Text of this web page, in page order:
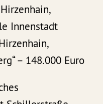
Innenstadt
– 148.000 Euro